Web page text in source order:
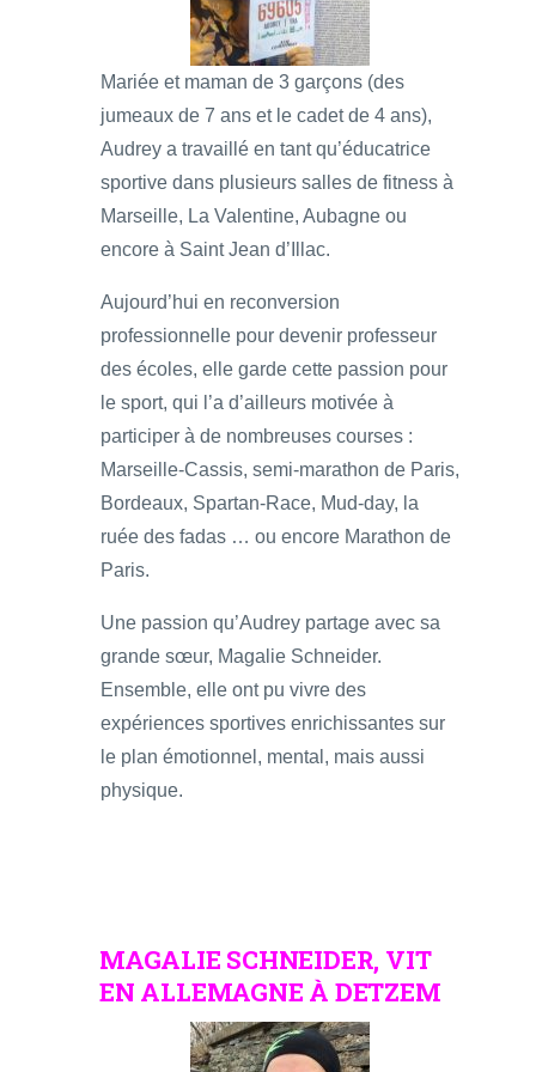
Mariée et maman de 3 garçons (des
jumeaux de 7 ans et le cadet de 4 ans),
Audrey a travaillé en tant qu’éducatrice
sportive dans plusieurs salles de fitness à
Marseille, La Valentine, Aubagne ou
encore à Saint Jean d’Illac.
Aujourd’hui en reconversion
professionnelle pour devenir professeur
des écoles, elle garde cette passion pour
le sport, qui l’a d’ailleurs motivée à
participer à de nombreuses courses :
Marseille-Cassis, semi-marathon de Paris,
Bordeaux, Spartan-Race, Mud-day, la
ruée des fadas … ou encore Marathon de
Paris.
Une passion qu’Audrey partage avec sa
grande sœur, Magalie Schneider.
Ensemble, elle ont pu vivre des
expériences sportives enrichissantes sur
le plan émotionnel, mental, mais aussi
physique.
MAGALIE SCHNEIDER, VIT
EN ALLEMAGNE À DETZEM